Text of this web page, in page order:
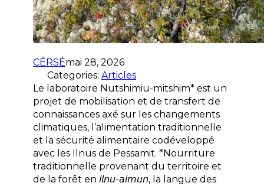
CÉRSÉmai 28, 2026
Categories: Articles
Le laboratoire Nutshimiu-mitshim* est un
projet de mobilisation et de transfert de
connaissances axé sur les changements
climatiques, l’alimentation traditionnelle
et la sécurité alimentaire codéveloppé
avec les Ilnus de Pessamit. *Nourriture
traditionnelle provenant du territoire et
de la forêt en 𝘪𝘭𝘯𝘶-𝘢𝘪𝘮𝘶𝘯, la langue des